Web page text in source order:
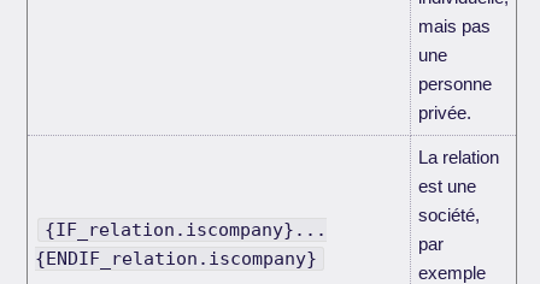
mais pas
une
personne
privée.
{IF_relation.iscompany}...
{ENDIF_relation.iscompany}
La relation
est une
société,
par
exemple